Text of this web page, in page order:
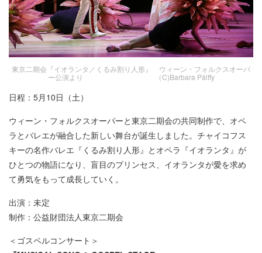
東京二期会『イオランタ／くるみ割り人形』 ウィーン・フォルクスオーパ
ー公演より （C)Barbara Pálffy
日程：5月10日（土）
ウィーン・フォルクスオーパーと東京二期会の共同制作で、オペ
ラとバレエが融合した新しい舞台が誕生しました。チャイコフス
キーの名作バレエ『くるみ割り人形』とオペラ『イオランタ』が
ひとつの物語になり、盲目のプリンセス、イオランタが愛を求め
て勇気をもって成長していく。
出演：未定
制作：公益財団法人東京二期会
＜ゴスペルコンサート＞